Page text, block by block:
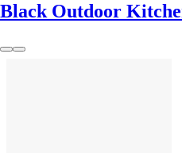
Black Outdoor